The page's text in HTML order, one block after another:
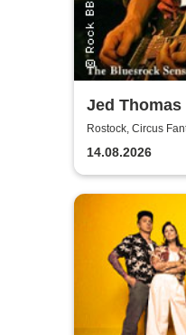
Jed Thomas
Tour 2026
Rostock, Circus
14.08.2026